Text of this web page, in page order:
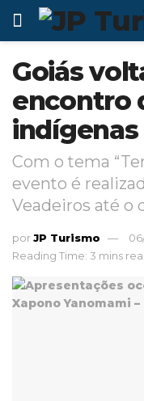
Goiás
encontro
indígenas
Com o tema
evento é
Veadeiros até o
porJP Turismo
Reading Time: 3 mins